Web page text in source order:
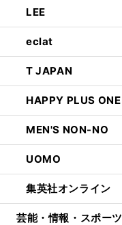
LEE
eclat
T JAPAN
HAPPY PLUS ONE
MEN'S NON-NO
UOMO
集英社オンライン
芸能・情報・スポーツ